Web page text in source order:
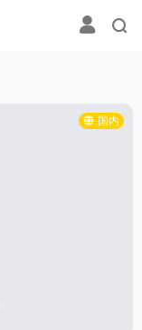
国内